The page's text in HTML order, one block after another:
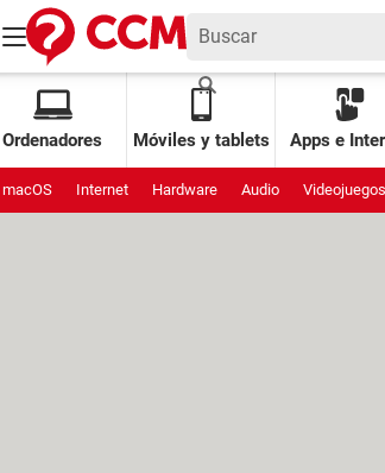
Ordenadores Móviles y tablets Apps e
macOS Internet Hardware Audio Videojuegos